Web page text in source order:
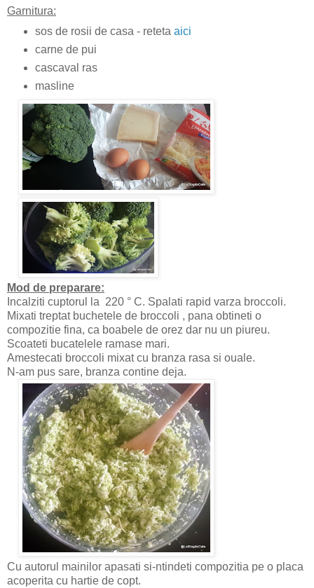
Garnitura:
sos de rosii de casa - reteta aici
carne de pui
cascaval ras
masline
Mod de preparare:
Incalziti cuptorul la 220 ° C. Spalati rapid varza broccoli.
Mixati treptat buchetele de broccoli , pana obtineti o
compozitie fina, ca boabele de orez dar nu un piureu.
Scoateti bucatelele ramase mari.
Amestecati broccoli mixat cu branza rasa si ouale.
N-am pus sare, branza contine deja.
Cu autorul mainilor apasati si-ntindeti compozitia pe o placa
acoperita cu hartie de copt.